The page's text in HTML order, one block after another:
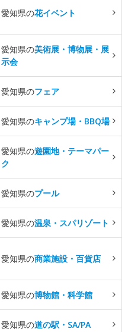
愛知県の花イベント
愛知県の美術展・博物展・展
示会
愛知県のフェア
愛知県のキャンプ場・BBQ場
愛知県の遊園地・テーマパー
ク
愛知県のプール
愛知県の温泉・スパリゾート
愛知県の商業施設・百貨店
愛知県の博物館・科学館
愛知県の道の駅・SA/PA